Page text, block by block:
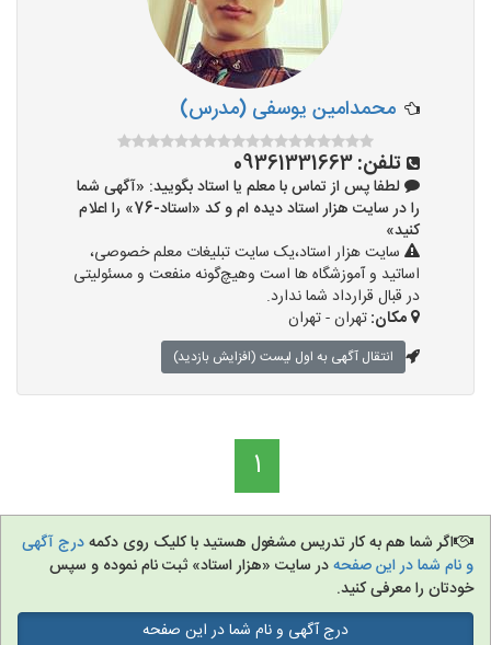
محمدامین یوسفی (مدرس)
تلفن:09361331663
لطفا پس از تماس با معلم یا استاد بگویید: «آگهی شما
را در سایت هزار استاد دیده ام و کد «استاد-76» را اعلام
کنید»
سایت هزار استاد،یک سایت تبلیغات معلم خصوصی،
اساتید و آموزشگاه ها است وهیچ‌گونه منفعت و مسئولیتی
در قبال قرارداد شما ندارد.
مکان:تهران - تهران
انتقال آگهی به اول لیست (افزایش بازدید)
1
اگر شما هم به کار تدریس مشغول هستید با کلیک روی دکمهدرج آگهی
و نام شما در این صفحهدر سایت «هزار استاد» ثبت نام نموده و سپس
خودتان را معرفی کنید.
درج آگهی و نام شما در این صفحه